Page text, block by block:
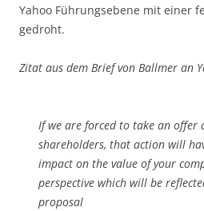
Yahoo Führungsebene mit einer
gedroht.
Zitat aus dem Brief von Ballmer an
If we are forced to take an offer
shareholders, that action will
impact on the value of your
perspective which will be
proposal